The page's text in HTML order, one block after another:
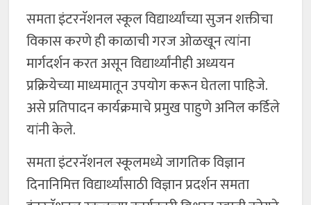
समता इंटरनॅशनल स्कूल विद्यार्थ्यांच्या सुजन शक्तीचा
विकास करणे ही काळाची गरज ओळखून त्यांना
मार्गदर्शन करत असून विद्यार्थ्यांनीही अध्ययन
प्रक्रियेच्या माध्यमातून उपयोग करून घेतला पाहिजे.
असे प्रतिपादन कार्यक्रमाचे प्रमुख पाहुणे अनिल कर्डिले
यांनी केले.
समता इंटरनॅशनल स्कूलमध्ये जागतिक विज्ञान
दिनानिमित्त विद्यार्थ्यांसाठी विज्ञान प्रदर्शन समता